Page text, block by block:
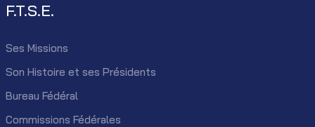
F.T.S.E.
Ses Missions
Son Histoire et ses Présidents
Bureau Fédéral
Commissions Fédérales